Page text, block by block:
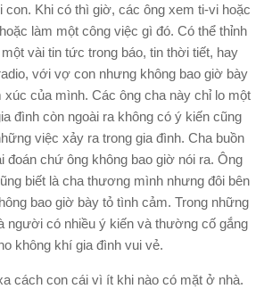
con. Khi có thì giờ, các ông xem ti-vi hoặc
làm một công việc gì đó. Có thể thỉnh
vài tin tức trong báo, tin thời tiết, hay
với vợ con nhưng không bao giờ bày
của mình. Các ông cha này chỉ lo một
đình còn ngoài ra không có ý kiến cũng
việc xảy ra trong gia đình. Cha buồn
đoán chứ ông không bao giờ nói ra. Ông
biết là cha thương mình nhưng đôi bên
bao giờ bày tỏ tình cảm. Trong những
người có nhiều ý kiến và thường cố gắng
không khí gia đình vui vẻ.
cách con cái vì ít khi nào có mặt ở nhà.